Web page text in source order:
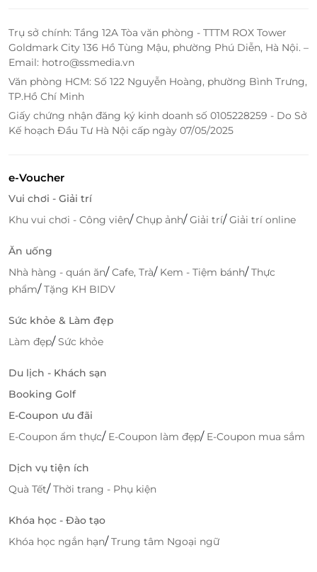
bar trên cao.
Tiện ích dành cho mọi nhu cầu
Khách sạn còn có phòng gym hiện đại và phòng họp
cao cấp đáp ứng nhu cầu đa dạng của khách công
tác lẫn nghỉ dưỡng. Miễn phí wifi toàn khách sạn
cùng đội ngũ lễ tân hỗ trợ 24/7 là điểm cộng không
thể bỏ lỡ.
Vị trí đắc địa – Gần biển và điểm du lịch
Trụ sở chính: Tầng 12A Tòa văn phòng - TTTM ROX Tower
Goldmark City 136 Hồ Tùng Mậu, phường Phú Diễn, Hà Nội. –
Email: hotro@ssmedia.vn
Văn phòng HCM: Số 122 Nguyễn Hoàng, phường Bình Trưng,
TP.Hồ Chí Minh
Giấy chứng nhận đăng ký kinh doanh số 0105228259 - Do Sở
Kế hoạch Đầu Tư Hà Nội cấp ngày 07/05/2025
e-Voucher
Vui chơi - Giải trí
Khu vui chơi - Công viên/Chụp ảnh/Giải trí/Giải trí online
Ăn uống
Nhà hàng - quán ăn/Cafe, Trà/ Kem - Tiệm bánh/Thực
phẩm/Tặng KH BIDV
Sức khỏe & Làm đẹp
Làm đẹp/Sức khỏe
Du lịch - Khách sạn
Booking Golf
E-Coupon ưu đãi
E-Coupon ẩm thực/ E-Coupon làm đẹp/ E-Coupon mua sắm
Dịch vụ tiện ích
Quà Tết/Thời trang - Phụ kiện
Khóa học - Đào tạo
Khóa học ngắn hạn/Trung tâm Ngoại ngữ